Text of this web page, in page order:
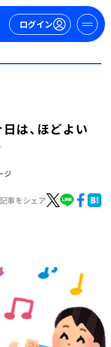
ログイン
は、ほどよい
ジ
事をシェア